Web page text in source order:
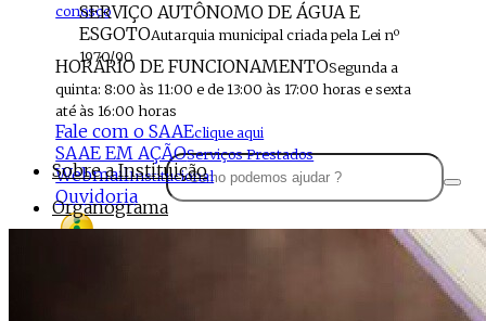
conosco
SERVIÇO AUTÔNOMO DE ÁGUA E
ESGOTOAutarquia municipal criada pela Lei nº
1970/90
HORÁRIO DE FUNCIONAMENTOSegunda a
quinta: 8:00 às 11:00 e de 13:00 às 17:00 horas e sexta
até às 16:00 horas
Fale com o SAAEclique aqui
SAAE EM AÇÃOServiços Prestados
WebmailInstitucional
Ouvidoria
Sobre a Instituição
Organograma